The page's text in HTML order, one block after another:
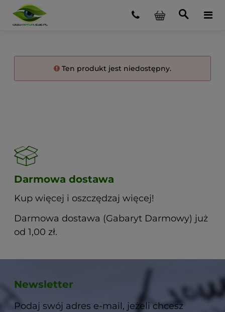
Ten produkt jest niedostępny.
Darmowa dostawa
Kup więcej i oszczędzaj więcej!
Darmowa dostawa (Gabaryt Darmowy) już
od 1,00 zł.
Newsletter
Podaj swój adres e-mail, jeżeli chcesz